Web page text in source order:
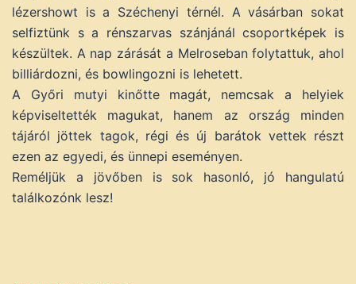
lézershowt is a Széchenyi térnél. A vásárban sokat
selfiztünk s a rénszarvas szánjánál csoportképek is
készültek. A nap zárását a Melroseban folytattuk, ahol
billiárdozni, és bowlingozni is lehetett.
A Győri mutyi kinőtte magát, nemcsak a helyiek
képviseltették magukat, hanem az ország minden
tájáról jöttek tagok, régi és új barátok vettek részt
ezen az egyedi, és ünnepi eseményen.
Reméljük a jövőben is sok hasonló, jó hangulatú
találkozónk lesz!